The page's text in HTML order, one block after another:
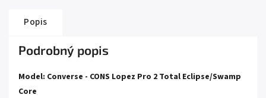
Popis
Podrobný popis
Model: Converse - CONS Lopez Pro 2 Total Eclipse/Swamp
Core